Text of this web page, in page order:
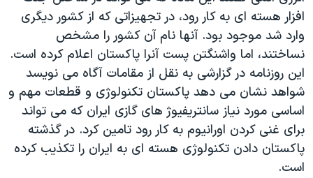
فرهنگ و زندگی
حقوق شهروندی
علم و فناوری
اسرائیل در جنگ
گالری عکس
آرشیو پخش زنده
مستندها
انتخابات ریاست جمهوری آمریکا ۲۰۲۴
حمله جمهوری اسلامی به اسرائیل
رمز مهسا
ورزش زنان در ایران
اعتراضات زن، زندگی، آزادی
مجموعه مستندهای دادخواهی
دنبال کنید
زبانهای مختلف
افزار هسته ای به کار رود، در تجهيزاتی که از کشور ديگری
وارد شد موجود بود. آنها نام آن کشور را مشخص
نساختند، اما واشنگتن پست آنرا پاکستان اعلام کرده است.
اين روزنامه در گزارشی به نقل از مقامات آگاه می نويسد
شواهد نشان می دهد پاکستان تکنولوژی و قطعات مهم و
اساسی مورد نياز سانتريفيوژ های گازی ايران که می تواند
برای غنی کردن اورانيوم به کار رود تامين کرد. در گذشته
پاکستان دادن تکنولوژی هسته ای به ايران را تکذيب کرده
است.